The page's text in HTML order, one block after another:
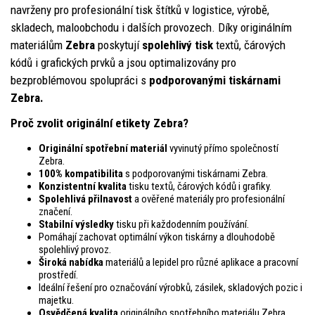
navrženy pro profesionální tisk štítků v logistice, výrobě,
skladech, maloobchodu i dalších provozech. Díky originálním
materiálům Zebra poskytují spolehlivý tisk textů, čárových
kódů i grafických prvků a jsou optimalizovány pro
bezproblémovou spolupráci s podporovanými tiskárnami
Zebra.
Proč zvolit originální etikety Zebra?
Originální spotřební materiál vyvinutý přímo společností
Zebra.
100% kompatibilitas podporovanými tiskárnami Zebra.
Konzistentní kvalitatisku textů, čárových kódů i grafiky.
Spolehlivá přilnavosta ověřené materiály pro profesionální
značení.
Stabilní výsledkytisku při každodenním používání.
Pomáhají zachovat optimální výkon tiskárny a dlouhodobě
spolehlivý provoz.
Široká nabídkamateriálů a lepidel pro různé aplikace a pracovní
prostředí.
Ideální řešení pro označování výrobků, zásilek, skladových pozic i
majetku.